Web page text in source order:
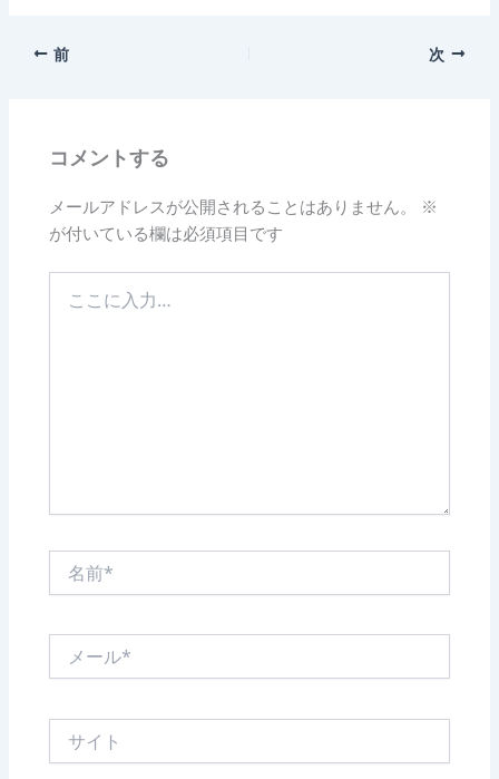
前 次
コメントする
メールアドレスが公開されることはありません。
※
が付いている欄は必須項目です
こ
名
メ
サ